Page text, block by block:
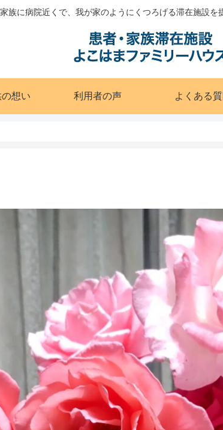
族に病院近くで、我が家のようにくつろげる滞在施設を
想い 利用者の声 よくある